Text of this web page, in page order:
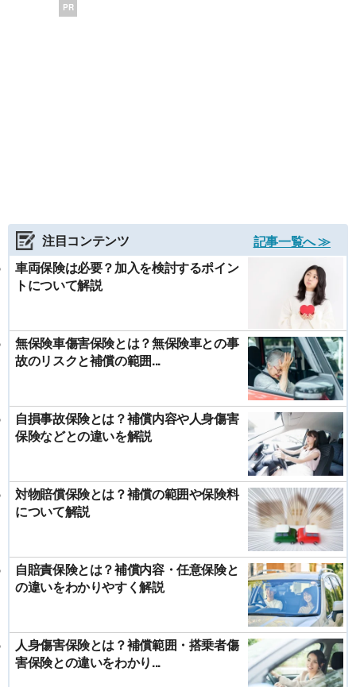
PR
注目コンテンツ
記事一覧へ ≫
車両保険は必要？加入を検討するポイン
トについて解説
無保険車傷害保険とは？無保険車との事
故のリスクと補償の範囲...
自損事故保険とは？補償内容や人身傷害
保険などとの違いを解説
対物賠償保険とは？補償の範囲や保険料
について解説
自賠責保険とは？補償内容・任意保険と
の違いをわかりやすく解説
人身傷害保険とは？補償範囲・搭乗者傷
害保険との違いをわかり...